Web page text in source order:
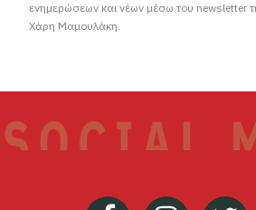
ενημερώσεων και νέων μέσω του newsletter
Χάρη Μαμουλάκη.